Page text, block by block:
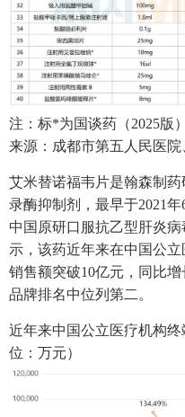
注：标*为国谈药（2025版）
来源：成都市第五人民医
艾米替诺福韦片是翰森制
录酶抑制剂，最早于2021
中国原研口服抗乙型肝炎
示，该药近年来在中国公
销售额突破10亿元，同比
品牌排名中位列第二。
近年来中国公立医疗机构
位：万元）